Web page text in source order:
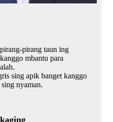
pirang taun ing
mbantu para
sing apik banget kanggo
nyaman.